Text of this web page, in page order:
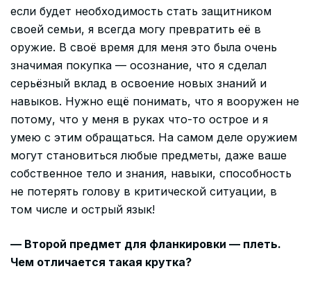
если будет необходимость стать защитником
своей семьи, я всегда могу превратить её в
оружие. В своё время для меня это была очень
значимая покупка — осознание, что я сделал
серьёзный вклад в освоение новых знаний и
навыков. Нужно ещё понимать, что я вооружен не
потому, что у меня в руках что-то острое и я
умею с этим обращаться. На самом деле оружием
могут становиться любые предметы, даже ваше
собственное тело и знания, навыки, способность
не потерять голову в критической ситуации, в
том числе и острый язык!
— Второй предмет для фланкировки — плеть.
Чем отличается такая крутка?